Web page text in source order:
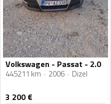
Volkswagen - Passat - 2.0
445211 km 2006 Dizel
3 200€